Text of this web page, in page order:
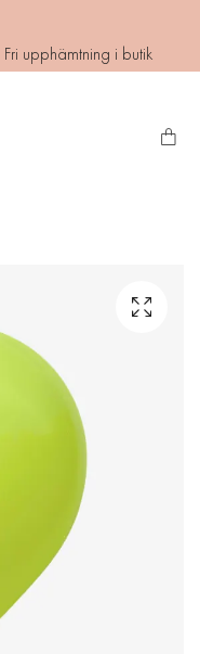
upphämtning i butik